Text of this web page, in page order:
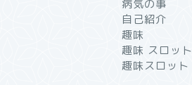
病気の事
自己紹介
趣味
趣味 スロット
趣味スロット